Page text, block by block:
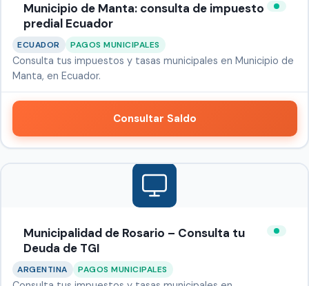
Municipio de Manta: consulta de impuesto
predial Ecuador
ECUADOR PAGOS MUNICIPALES
Consulta tus impuestos y tasas municipales en Municipio de
Manta, en Ecuador.
Consultar Saldo
Municipalidad de Rosario – Consulta tu
Deuda de TGI
ARGENTINA PAGOS MUNICIPALES